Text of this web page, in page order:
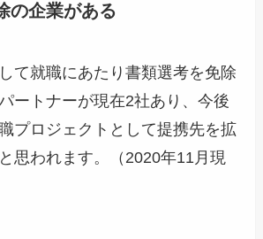
の企業がある
て就職にあたり書類選考を免除
ートナーが現在2社あり、今後
プロジェクトとして提携先を拡
思われます。（2020年11月現